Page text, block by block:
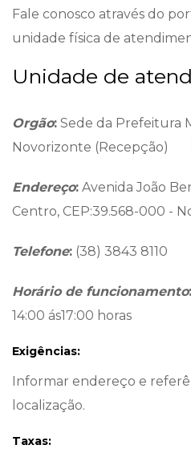
Fale conosco através do
unidade física de
Unidade de
Orgão: Sede da Prefeitura
Novorizonte (Recepção)
Endereço: Avenida João
Centro, CEP:39.568-000 -
Telefone: (38) 3843 8110
Horário de funcionamento:
14:00 ás17:00 horas
Exigências:
Informar endereço e
localização.
Taxas: